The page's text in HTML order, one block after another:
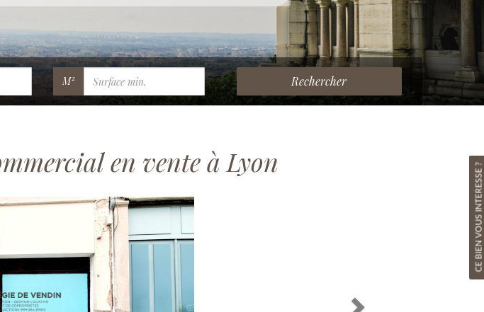
M² Rechercher
en vente à Lyon
CE BIEN VOUS INTERESSE ?